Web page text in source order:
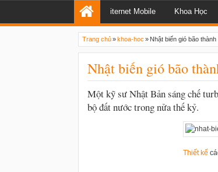
iternet Mobile Khoa Học
Trang chủ»khoa-hoc » Nhật biến gió bão
Nhật biến gió bão
Một kỹ sư Nhật Bản sáng chế
bộ đất nước trong nửa thế kỷ.
Thiết kế